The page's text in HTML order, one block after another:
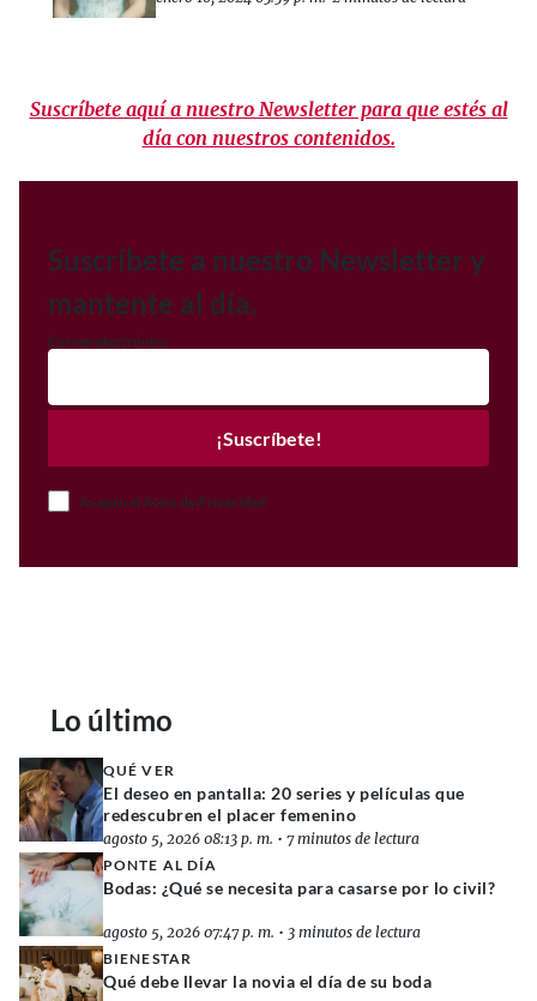
Suscríbete aquí a nuestro Newsletter para que estés al
día con nuestros contenidos.
Suscríbete a nuestro Newsletter y
mantente al día.
Correo electrónico
¡Suscríbete!
Acepto el Aviso de Privacidad
Lo último
QUÉ VER
El deseo en pantalla: 20 series y películas que
redescubren el placer femenino
agosto 5, 2026 08:13 p. m. • 7 minutos de lectura
PONTE AL DÍA
Bodas: ¿Qué se necesita para casarse por lo civil?
agosto 5, 2026 07:47 p. m. • 3 minutos de lectura
BIENESTAR
Qué debe llevar la novia el día de su boda